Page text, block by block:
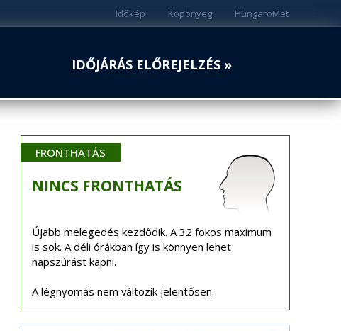
HungaroMet
Köpönyeg
Időkép
IDŐJÁRÁS ELŐREJELZÉS »
FRONTHATÁS
NINCS FRONTHATÁS
Újabb melegedés kezdődik. A 32 fokos maximum
is sok. A déli órákban így is könnyen lehet
napszúrást kapni.
A légnyomás nem változik jelentősen.